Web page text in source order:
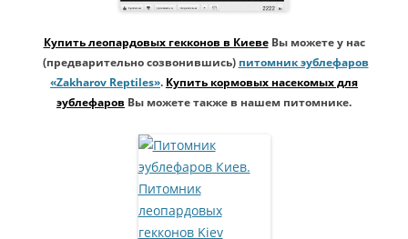
Купить леопардовых гекконов в КиевеВы можете у нас
(предварительно созвонившись) питомник эублефаров
«Zakharov Reptiles». Купить кормовых насекомых для
эублефаров Вы можете также в нашем питомнике.